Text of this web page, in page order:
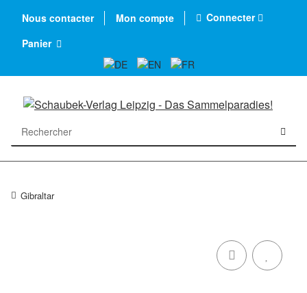
Nous contacter Mon compte
Connecter
Panier
Gibraltar